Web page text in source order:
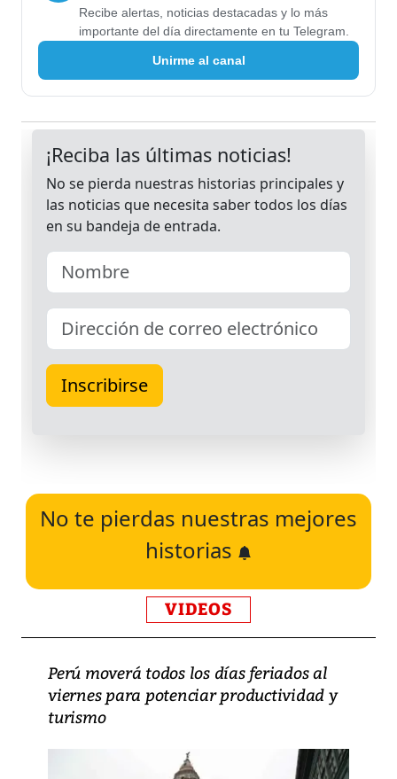
Recibe alertas, noticias destacadas y lo más
importante del día directamente en tu Telegram.
Unirme al canal
No te pierdas nuestras mejores
historias
VIDEOS
Perú moverá todos los días feriados al
viernes para potenciar productividad y
turismo